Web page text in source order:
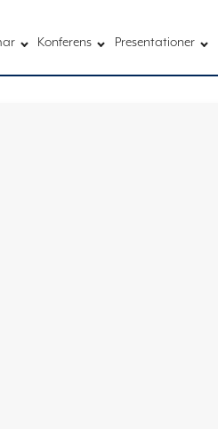
Konferens Presentationer